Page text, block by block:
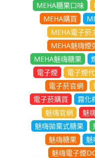
MEHA糖果口味
MEHA購買
MEHA電子菸
MEHA魅嗨煙
MEHA魅嗨糖果
電子煙
電子煙
電子菸官網
電子菸購買
霧化
魅嗨官網
魅
魅嗨拋棄式糖果
魅嗨糖果
魅
魅嗨電子煙